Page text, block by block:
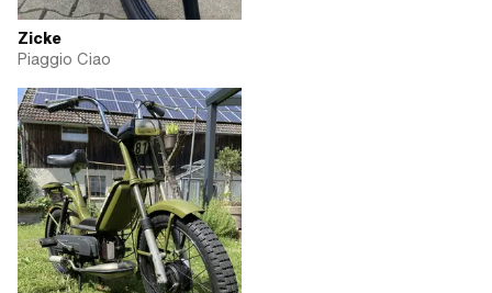
Zicke
Piaggio Ciao